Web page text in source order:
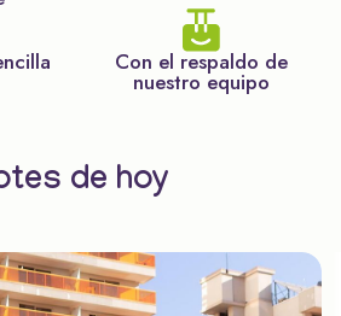
Con el respaldo de
nuestro equipo
de hoy